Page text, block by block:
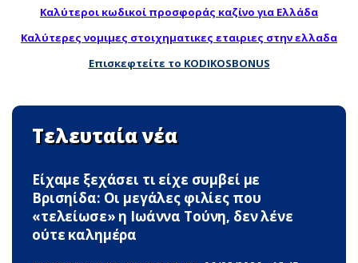
Καλύτεροι κωδικοί προσφοράς καζίνο για Ελλάδα
Καλύτερες νομιμες στοιχηματικες εταιριες στην ελλαδα
Επισκεφτείτε το KODIKOSBONUS
Τελευταία νέα
Είχαμε ξεχάσει τι είχε συμβεί με
Βρισηίδα: Οι μεγάλες φιλίες που
«τελείωσε» η Ιωάννα Τούνη, δεν λένε
ούτε καλημέρα